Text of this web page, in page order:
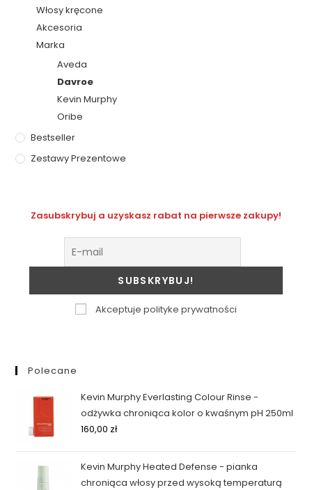
Włosy kręcone
Akcesoria
Marka
Aveda
Davroe
Kevin Murphy
Oribe
Bestseller
Zestawy Prezentowe
Zasubskrybuj a uzyskasz rabat na pierwsze zakupy!
Akceptuje polityke prywatności
Polecane
Kevin Murphy Everlasting Colour Rinse -
odżywka chroniąca kolor o kwaśnym pH 250ml
160,00 zł
Kevin Murphy Heated Defense - pianka
chroniąca włosy przed wysoką temperaturą